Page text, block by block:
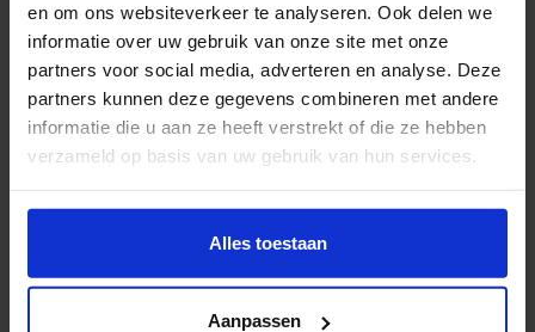
en om ons websiteverkeer te analyseren. Ook delen we
informatie over uw gebruik van onze site met onze
partners voor social media, adverteren en analyse. Deze
partners kunnen deze gegevens combineren met andere
informatie die u aan ze heeft verstrekt of die ze hebben
verzameld op basis van uw gebruik van hun services.
Wil je meer weten of de voorkeur aanpassen, bekijk dan
https://www.hku.nl/privacy-statement-en-
Alles toestaan
Aanpassen
Fashion Design